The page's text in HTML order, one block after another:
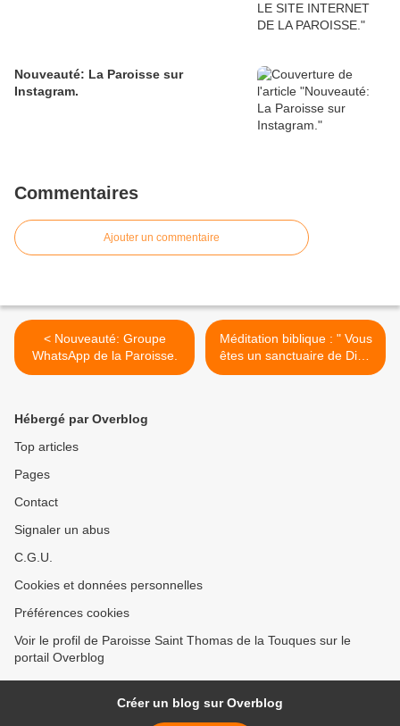
Nouveauté: La Paroisse sur
Instagram.
Commentaires
Ajouter un commentaire
< Nouveauté: Groupe
WhatsApp de la Paroisse.
Méditation biblique : " Vous
êtes un sanctuaire de Dieu
" >
Hébergé par Overblog
Top articles
Pages
Contact
Signaler un abus
C.G.U.
Cookies et données personnelles
Préférences cookies
Voir le profil de Paroisse Saint Thomas de la Touques sur le
portail Overblog
Créer un blog sur Overblog